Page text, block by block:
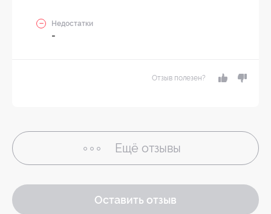
Недостатки
-
Отзыв полезен?
Ещё отзывы
Оставить отзыв